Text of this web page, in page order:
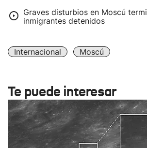
Graves disturbios en Moscú
inmigrantes detenidos
Internacional Moscú
Te puede interesar